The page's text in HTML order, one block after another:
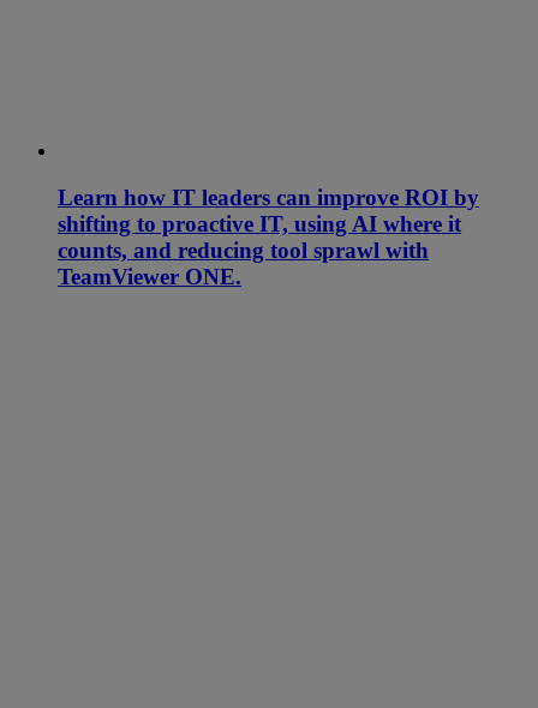
Learn how IT leaders can improve ROI by
shifting to proactive IT, using AI where it
counts, and reducing tool sprawl with
TeamViewer ONE.